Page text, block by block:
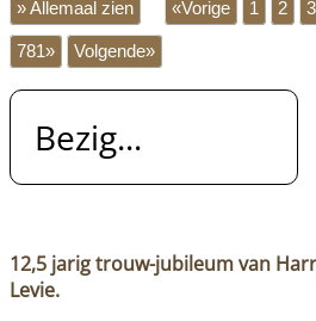
» Allemaal zien «Vorige 1 2 3
781» Volgende»
Bezig...
12,5 jarig trouw-jubileum van
Levie.